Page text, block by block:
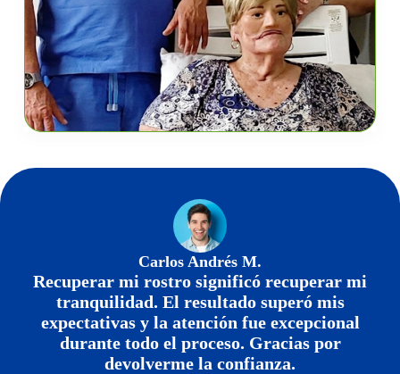
Carlos Andrés M.
Recuperar mi rostro significó recuperar mi
tranquilidad. El resultado superó mis
expectativas y la atención fue excepcional
durante todo el proceso. Gracias por
devolverme la confianza.